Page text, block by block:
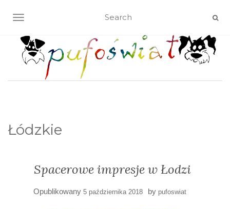
TOGGLE NAVIGATION
Łódzkie
Spacerowe impresje w Łodzi
Opublikowany 5 października 2018 by pufoswiat